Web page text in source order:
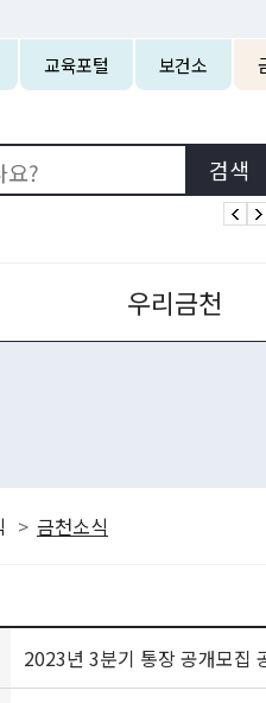
교육포털 보건소
우리금천
금천소식
2023년 3분기 통장 공개모집